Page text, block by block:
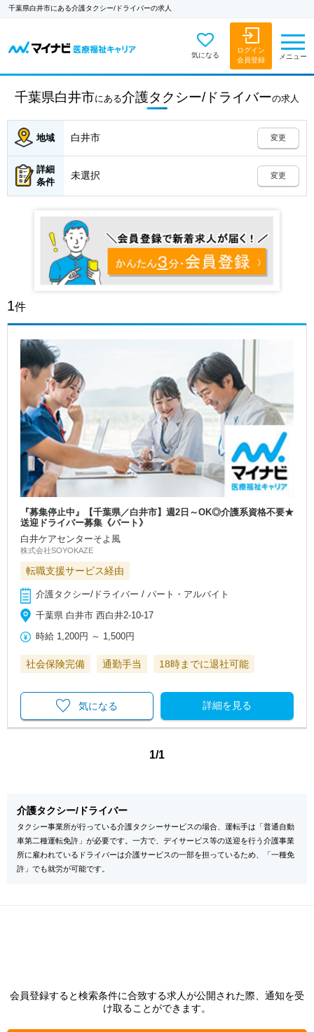
千葉県白井市にある介護タクシー/ドライバーの求人
気になる
ログイン
会員登録
メニュー
千葉県白井市にある介護タクシー/ドライバーの求人
地域 白井市 変更
詳細
条件
未選択 変更
1件
『募集停止中』【千葉県／白井市】週2日～OK◎介護系資格不要★
送迎ドライバー募集《パート》
白井ケアセンターそよ風
株式会社SOYOKAZE
転職支援サービス経由
介護タクシー/ドライバー / パート・アルバイト
千葉県 白井市 西白井2-10-17
時給 1,200円 ～ 1,500円
社会保険完備 通勤手当 18時までに退社可能
詳細を見る
気になる
1/1
介護タクシー/ドライバー
タクシー事業所が行っている介護タクシーサービスの場合、運転手は「普通自動
車第二種運転免許」が必要です。一方で、デイサービス等の送迎を行う介護事業
所に雇われているドライバーは介護サービスの一部を担っているため、「一種免
許」でも就労が可能です。
会員登録すると検索条件に合致する求人が公開された際、通知を受
け取ることができます。